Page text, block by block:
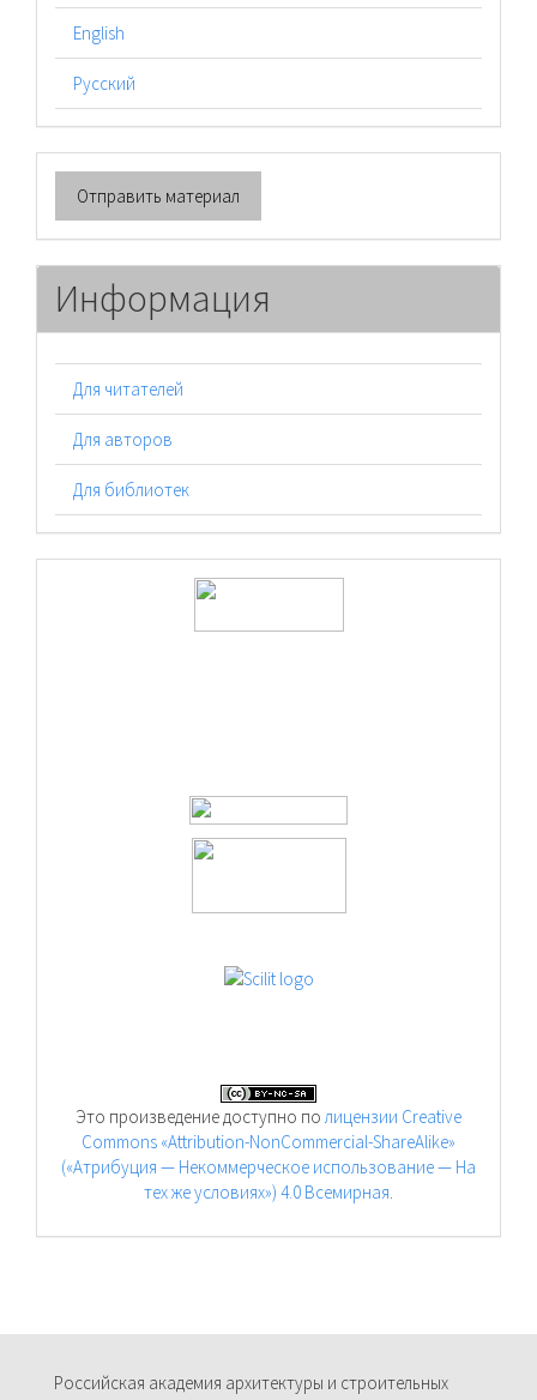
English
Русский
Отправить
материал
Отправить материал
Информация
Для читателей
Для авторов
Для библиотек
Это произведение доступно полицензии Creative
Commons «Attribution-NonCommercial-ShareAlike»
(«Атрибуция — Некоммерческое использование — На
тех же условиях») 4.0 Всемирная.
Российская академия архитектуры и строительных